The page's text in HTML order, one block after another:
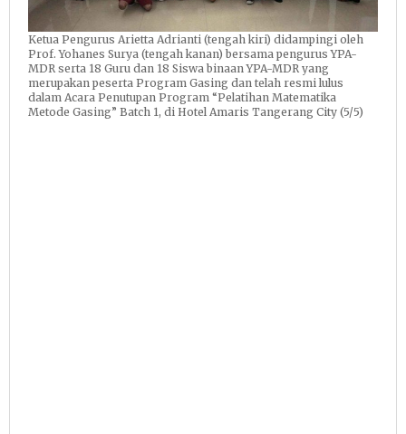
Ketua Pengurus Arietta Adrianti (tengah kiri) didampingi oleh
Prof. Yohanes Surya (tengah kanan) bersama pengurus YPA-
MDR serta 18 Guru dan 18 Siswa binaan YPA-MDR yang
merupakan peserta Program Gasing dan telah resmi lulus
dalam Acara Penutupan Program “Pelatihan Matematika
Metode Gasing” Batch 1, di Hotel Amaris Tangerang City (5/5)